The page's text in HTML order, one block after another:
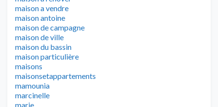
maison a vendre
maison antoine
maison de campagne
maison de ville
maison du bassin
maison particulière
maisons
maisonsetappartements
mamounia
marcinelle
marie